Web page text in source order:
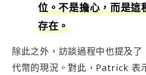
位。不是擔心，而是這
存在。
除此之外，訪談過程中也提及
代幣的現況。對此，Patrick 表